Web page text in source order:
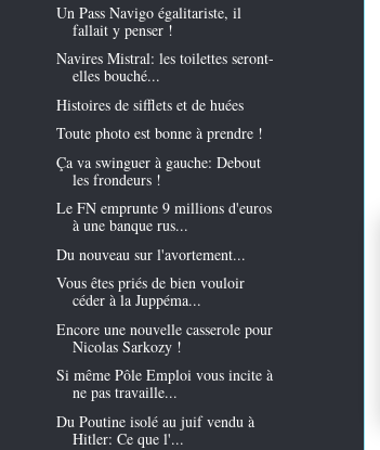
Un Pass Navigo égalitariste, il
fallait y penser !
Navires Mistral: les toilettes seront-
elles bouché...
Histoires de sifflets et de huées
Toute photo est bonne à prendre !
Ça va swinguer à gauche: Debout
les frondeurs !
Le FN emprunte 9 millions d'euros
à une banque rus...
Du nouveau sur l'avortement...
Vous êtes priés de bien vouloir
céder à la Juppéma...
Encore une nouvelle casserole pour
Nicolas Sarkozy !
Si même Pôle Emploi vous incite à
ne pas travaille...
Du Poutine isolé au juif vendu à
Hitler: Ce que l'...